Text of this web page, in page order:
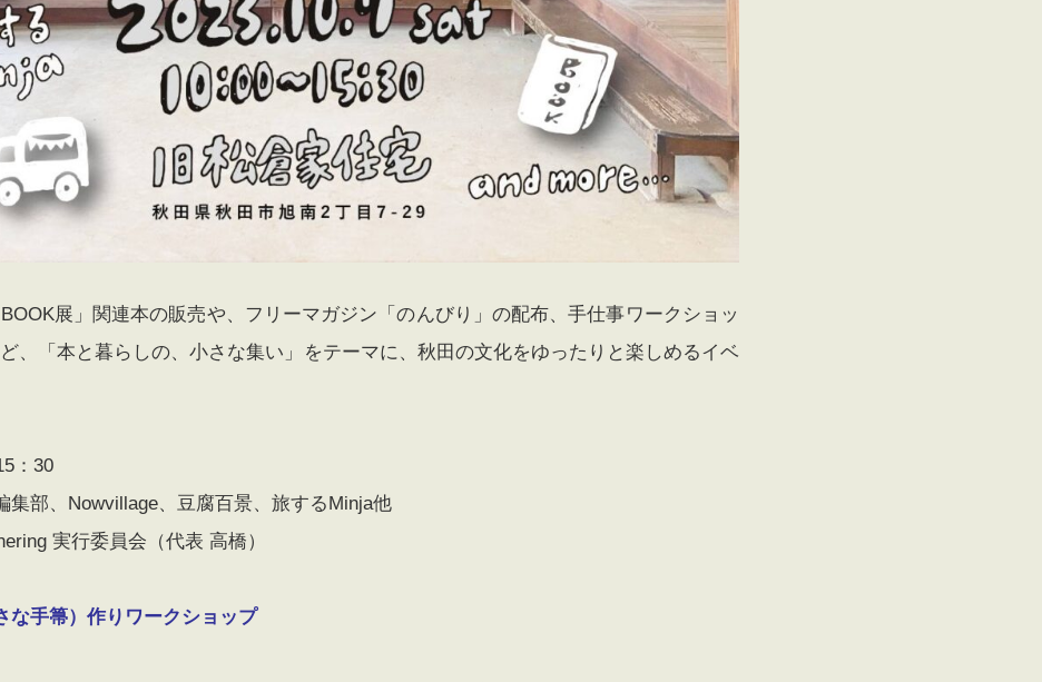
BOOK展」関連本の販売や、フリーマガジン「のんびり」の配布、手仕事ワークショッ
、「本と暮らしの、小さな集い」をテーマに、秋田の文化をゆったりと楽しめるイベ
：30
集部、Nowvillage、豆腐百景、旅するMinja他
実行委員会（代表 高橋）
な手箒）作りワークショップ